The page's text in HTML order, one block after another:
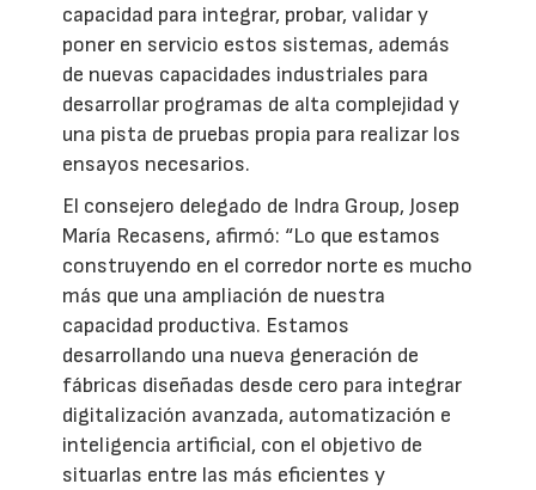
capacidad para integrar, probar, validar y
poner en servicio estos sistemas, además
de nuevas capacidades industriales para
desarrollar programas de alta complejidad y
una pista de pruebas propia para realizar los
ensayos necesarios.
El consejero delegado de Indra Group, Josep
María Recasens, afirmó: “Lo que estamos
construyendo en el corredor norte es mucho
más que una ampliación de nuestra
capacidad productiva. Estamos
desarrollando una nueva generación de
fábricas diseñadas desde cero para integrar
digitalización avanzada, automatización e
inteligencia artificial, con el objetivo de
situarlas entre las más eficientes y